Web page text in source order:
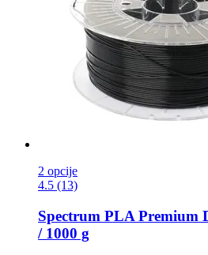
2 opcije
4.5 (13)
Spectrum PLA Premium
/ 1000 g